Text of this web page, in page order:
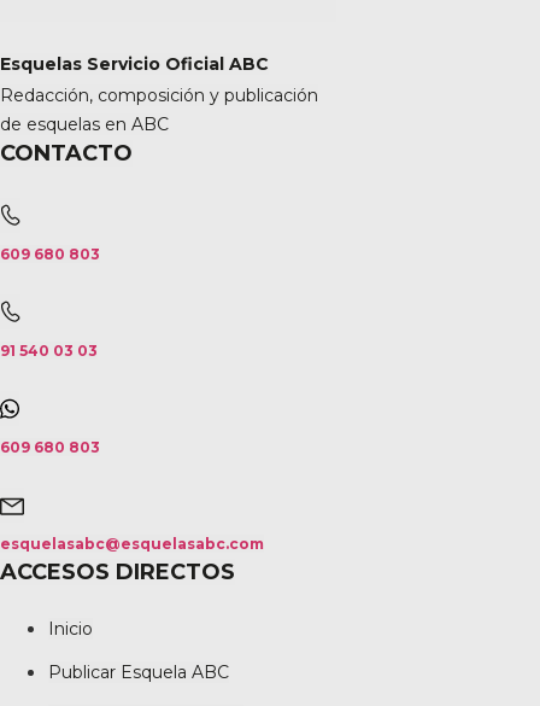
Esquelas Servicio Oficial ABC
Redacción, composición y publicación
de esquelas en ABC
CONTACTO
609 680 803
91 540 03 03
609 680 803
esquelasabc@esquelasabc.com
ACCESOS DIRECTOS
Inicio
Publicar Esquela ABC